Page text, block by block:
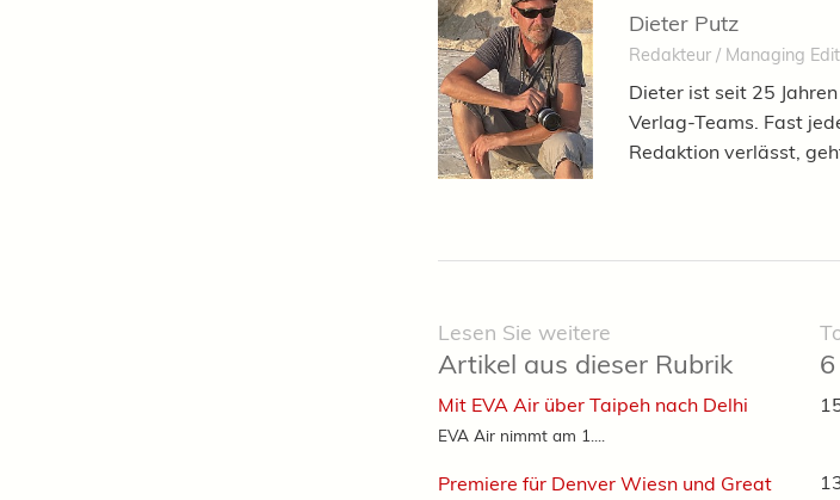
Dieter Putz
Redakteur / Managing
Dieter ist seit 25
Verlag-Teams. Fast
Redaktion verlässt,
Lesen Sie weitere
Artikel aus dieser Rubrik
Mit EVA Air über Taipeh nach Delhi
EVA Air nimmt am 1....
Premiere für Denver Wiesn und Great